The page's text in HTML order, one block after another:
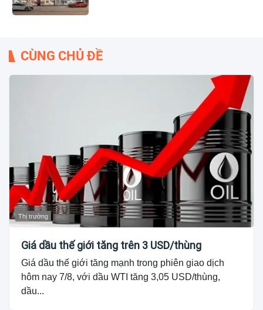
CÙNG CHỦ ĐỀ
Thị trường
Giá dầu thế giới tăng trên 3 USD/thùng
Giá dầu thế giới tăng mạnh trong phiên giao dịch
hôm nay 7/8, với dầu WTI tăng 3,05 USD/thùng,
dầu...